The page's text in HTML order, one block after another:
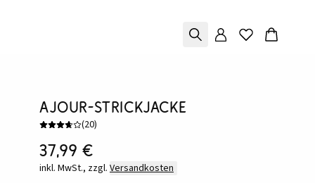
Ajour-Strickjacke
(20)
37,99 €
inkl. MwSt., zzgl. Versandkosten